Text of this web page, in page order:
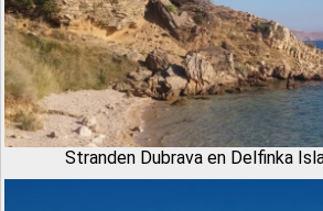
Stranden Dubrava en Delfinka